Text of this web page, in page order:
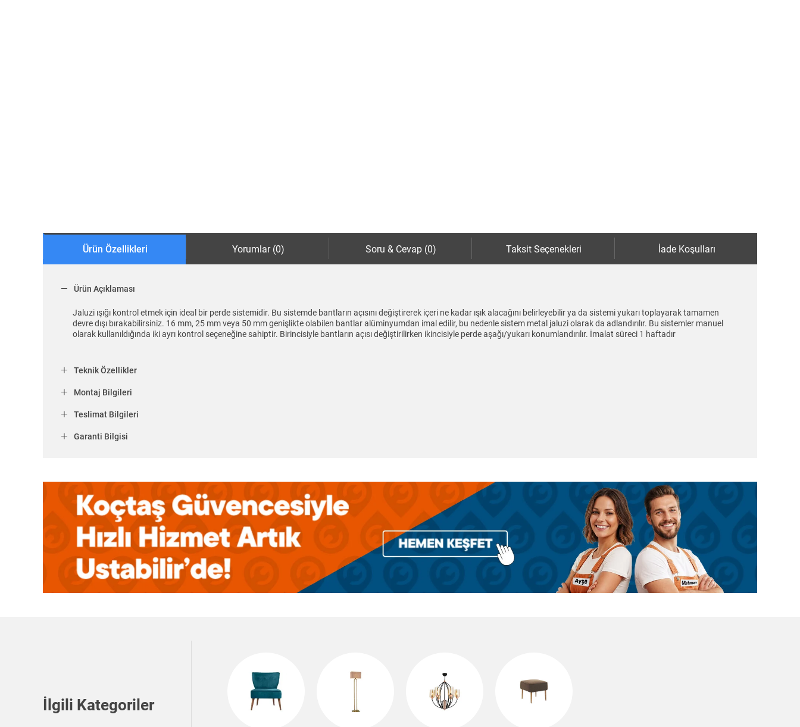
Ürün Özellikleri Yorumlar (0) Soru & Cevap (0) Taksit Seçenekleri İade Koşulları
Ürün Açıklaması
Jaluzi ışığı kontrol etmek için ideal bir perde sistemidir. Bu sistemde bantların açısını değiştirerek içeri ne kadar ışık alacağını belirleyebilir ya da sistemi yukarı toplayarak tamamen
devre dışı bırakabilirsiniz. 16 mm, 25 mm veya 50 mm genişlikte olabilen bantlar alüminyumdan imal edilir, bu nedenle sistem metal jaluzi olarak da adlandırılır. Bu sistemler manuel
olarak kullanıldığında iki ayrı kontrol seçeneğine sahiptir. Birincisiyle bantların açısı değiştirilirken ikincisiyle perde aşağı/yukarı konumlandırılır. İmalat süreci 1 haftadır
Teknik Özellikler
Montaj Bilgileri
Teslimat Bilgileri
Garanti Bilgisi
İlgili Kategoriler